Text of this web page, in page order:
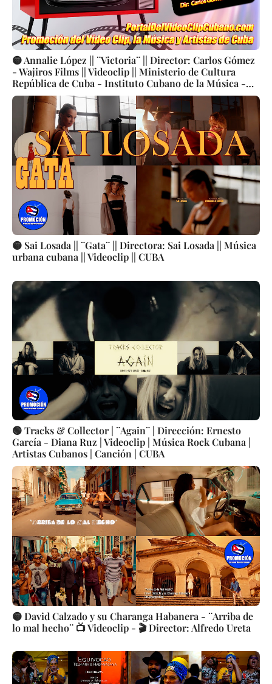
🟡 Annalie López || ¨Victoria¨ || Director: Carlos Gómez
- Wajiros Films || Videoclip || Ministerio de Cultura
República de Cuba - Instituto Cubano de la Música -
Centro Multimedial y de Prensa || Música Cubana ||
CUBA
🟡 Sai Losada || ¨Gata¨ || Directora: Sai Losada || Música
urbana cubana || Videoclip || CUBA
🟢 Tracks & Collector | ¨Again¨ | Dirección: Ernesto
García - Diana Ruz | Videoclip | Música Rock Cubana |
Artistas Cubanos | Canción | CUBA
🟡 David Calzado y su Charanga Habanera - ¨Arriba de
lo mal hecho¨ 📺 Videoclip - 🎬 Director: Alfredo Ureta